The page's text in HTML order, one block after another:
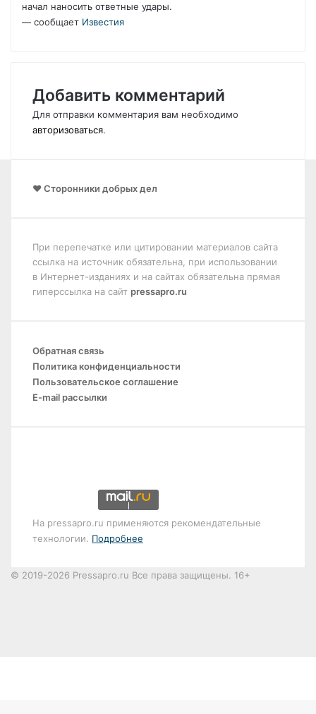
начал наносить ответные удары.
— сообщает Известия
Добавить комментарий
Для отправки комментария вам необходимо
авторизоваться.
❤️ Сторонники добрых дел
При перепечатке или цитировании материалов сайта
ссылка на источник обязательна, при использовании
в Интернет-изданиях и на сайтах обязательна прямая
гиперссылка на сайт pressapro.ru
Обратная связь
Политика конфиденциальности
Пользовательское соглашение
E-mail рассылки
На pressapro.ru применяются рекомендательные
технологии. Подробнее
© 2019-2026 Pressapro.ru Все права защищены. 16+